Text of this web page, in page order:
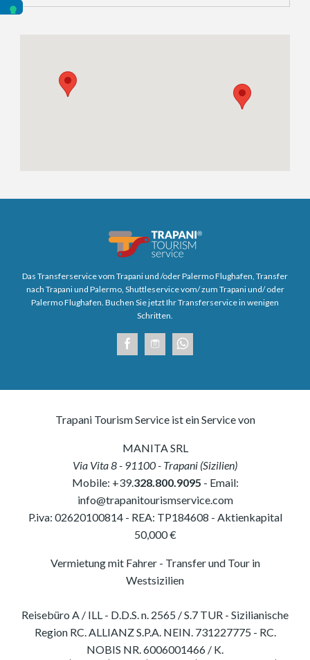
Das Transferservice vom Trapani und /oder Palermo Flughafen, Transfer
nach Trapani und Palermo, Shuttleservice vom/ zum Trapani und/ oder
Palermo Flughafen. Buchen Sie jetzt Ihr Transferservice in wenigen
Schritten.
Trapani Tourism Service ist ein Service von
MANITA SRL
Via Vita 8- 91100- Trapani (Sizilien)
Mobile: +39.328.800.9095 - Email:
info@trapanitourismservice.com
P.iva: 02620100814- REA: TP184608 - Aktienkapital
50,000 €
Vermietung mit Fahrer - Transfer und Tour in
Westsizilien
Reisebüro A / ILL - D.D.S. n. 2565 / S.7 TUR - Sizilianische
Region RC. ALLIANZ S.P.A. NEIN. 731227775 - RC.
NOBIS NR. 6006001466 / K.